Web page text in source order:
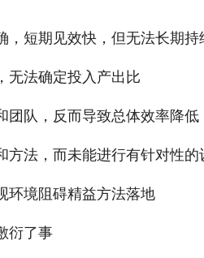
短期见效快，但无法长期持
法确定投入产出比
队，反而导致总体效率降低
法，而未能进行有针对性的
境阻碍精益方法落地
衍了事